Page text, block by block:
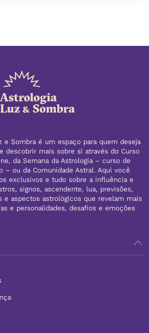
e Sombra é um espaço para quem deseja
descobrir mais sobre si através do Curso
da Semana da Astrologia – curso de
– ou da Comunidade Astral. Aqui você
exclusivos e tudo sobre a influência e
signos, ascendente, lua, previsões,
e aspectos astrológicos que revelam mais
e personalidades, desafios e emoções